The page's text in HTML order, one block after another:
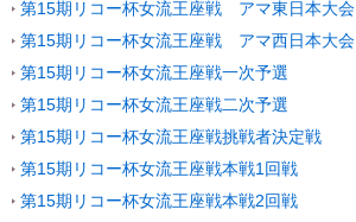
第15期リコー杯女流王座戦 アマ東日本大会
第15期リコー杯女流王座戦 アマ西日本大会
第15期リコー杯女流王座戦一次予選
第15期リコー杯女流王座戦二次予選
第15期リコー杯女流王座戦挑戦者決定戦
第15期リコー杯女流王座戦本戦1回戦
第15期リコー杯女流王座戦本戦2回戦